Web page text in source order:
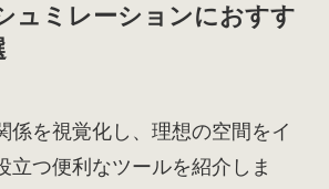
ュミレーションにおすす
係を視覚化し、理想の空間をイ
立つ便利なツールを紹介しま